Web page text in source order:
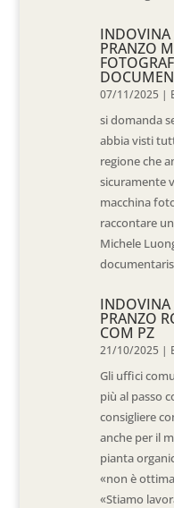
INDOVINA
PRANZO
07/11/2025 |
si domanda
abbia visti
regione che
sicuramente
macchina
raccontare
Michele
INDOVINA
PRANZO
COM PZ
21/10/2025 |
Gli uffici
più al passo
consigliere
anche per il
pianta
«non è
«Stiamo